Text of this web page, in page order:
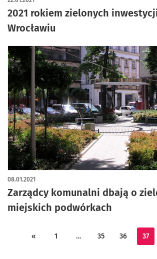
2021 rokiem zielonych
Wrocławiu
Zarządcy komunalni dbają o
miejskich podwórkach
08.01.2021
« 1 … 35 36 37